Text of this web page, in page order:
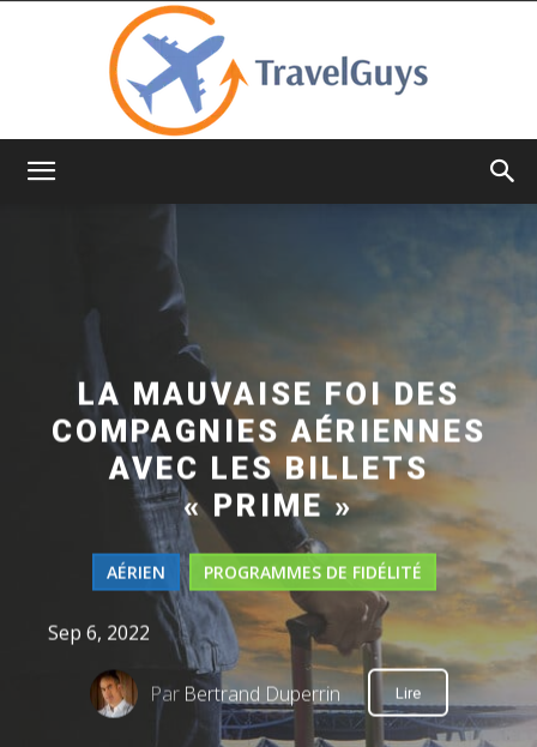
LA MAUVAISE FOI DES
COMPAGNIES AÉRIENNES
AVEC LES BILLETS
« PRIME »
AÉRIEN PROGRAMMES DE FIDÉLITÉ
Sep 6, 2022
Par Bertrand Duperrin Lire